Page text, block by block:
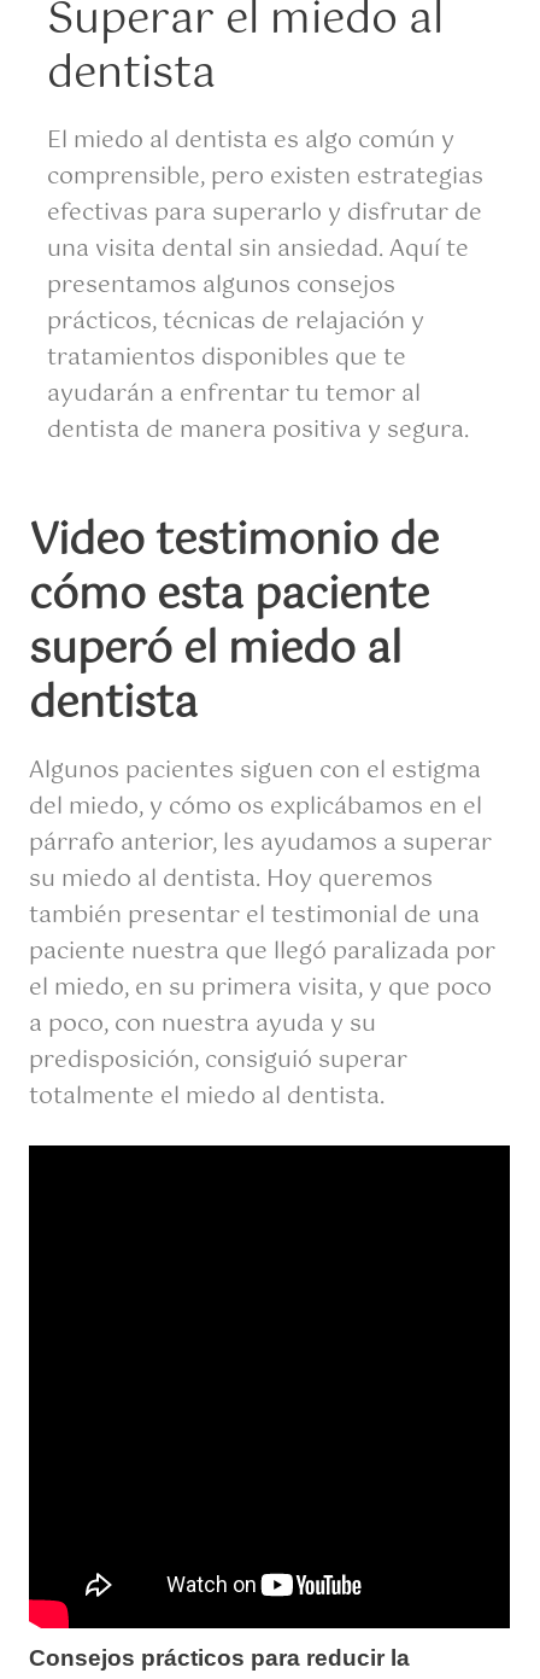
Superar el miedo al
dentista
El miedo al dentista es algo común y
comprensible, pero existen estrategias
efectivas para superarlo y disfrutar de
una visita dental sin ansiedad. Aquí te
presentamos algunos consejos
prácticos, técnicas de relajación y
tratamientos disponibles que te
ayudarán a enfrentar tu temor al
dentista de manera positiva y segura.
Video testimonio de
cómo esta paciente
superó el miedo al
dentista
Algunos pacientes siguen con el estigma
del miedo, y cómo os explicábamos en el
párrafo anterior, les ayudamos a superar
su miedo al dentista. Hoy queremos
también presentar el testimonial de una
paciente nuestra que llegó paralizada por
el miedo, en su primera visita, y que poco
a poco, con nuestra ayuda y su
predisposición, consiguió superar
totalmente el miedo al dentista.
Consejos prácticos para reducir la